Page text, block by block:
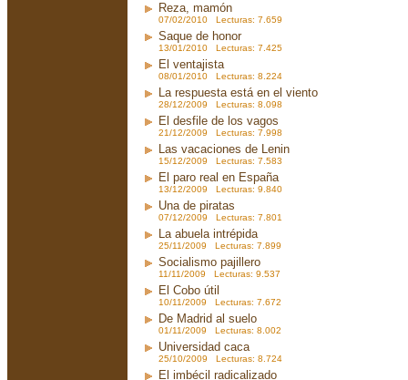
Reza, mamón
07/02/2010 Lecturas: 7.659
Saque de honor
13/01/2010 Lecturas: 7.425
El ventajista
08/01/2010 Lecturas: 8.224
La respuesta está en el viento
28/12/2009 Lecturas: 8.098
El desfile de los vagos
21/12/2009 Lecturas: 7.998
Las vacaciones de Lenin
15/12/2009 Lecturas: 7.583
El paro real en España
13/12/2009 Lecturas: 9.840
Una de piratas
07/12/2009 Lecturas: 7.801
La abuela intrépida
25/11/2009 Lecturas: 7.899
Socialismo pajillero
11/11/2009 Lecturas: 9.537
El Cobo útil
10/11/2009 Lecturas: 7.672
De Madrid al suelo
01/11/2009 Lecturas: 8.002
Universidad caca
25/10/2009 Lecturas: 8.724
El imbécil radicalizado